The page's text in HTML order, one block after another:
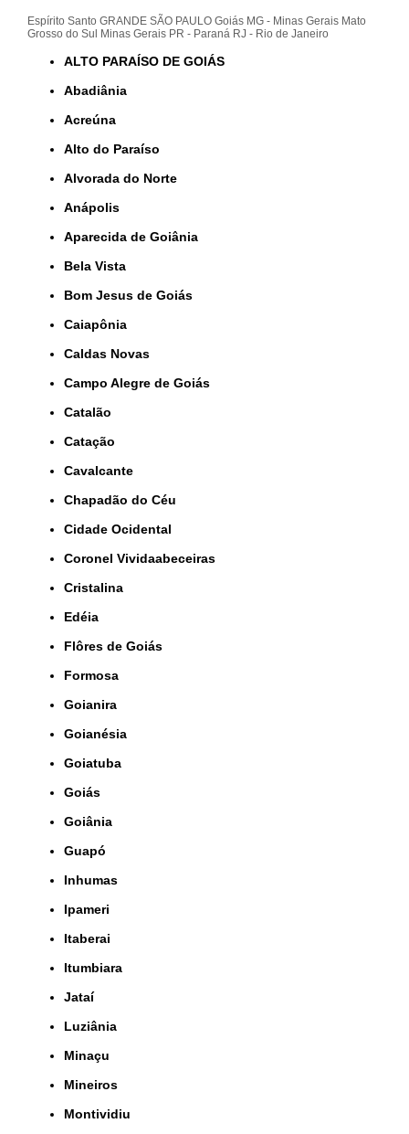
Espírito Santo GRANDE SÃO PAULO Goiás MG - Minas Gerais Mato
Grosso do Sul Minas Gerais PR - Paraná RJ - Rio de Janeiro
ALTO PARAÍSO DE GOIÁS
Abadiânia
Acreúna
Alto do Paraíso
Alvorada do Norte
Anápolis
Aparecida de Goiânia
Bela Vista
Bom Jesus de Goiás
Caiapônia
Caldas Novas
Campo Alegre de Goiás
Catalão
Catação
Cavalcante
Chapadão do Céu
Cidade Ocidental
Coronel Vividaabeceiras
Cristalina
Edéia
Flôres de Goiás
Formosa
Goianira
Goianésia
Goiatuba
Goiás
Goiânia
Guapó
Inhumas
Ipameri
Itaberai
Itumbiara
Jataí
Luziânia
Minaçu
Mineiros
Montividiu